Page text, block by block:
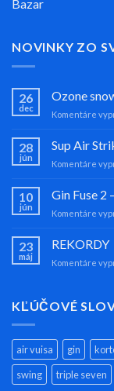
Bazar
NOVINKY ZO
26
dec
Ozone
Komentáre
28
jún
Sup Air
Komentáre
10
jún
Gin Fuse 2
Komentáre
23
máj
REKORDY
Komentáre
KĽÚČOVÉ
air vuisa gin
swing
triple seven